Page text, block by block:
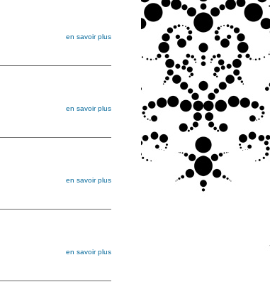
en savoir plus
en savoir plus
en savoir plus
en savoir plus